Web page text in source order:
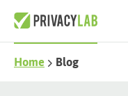
Home Blog